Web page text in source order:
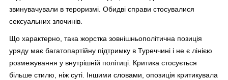
звинувачували в тероризмі. Обидві справи стосувалися
сексуальних злочинів.
Що характерно, така жорстка зовнішньополітична позиція
уряду має багатопартійну підтримку в Туреччині і не є лінією
розмежування у внутрішній політиці. Критика стосується
більше стилю, ніж суті. Іншими словами, опозиція критикувала